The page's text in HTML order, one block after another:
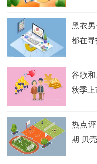
黑衣
都在寻
谷歌
秋季上
热点
期 贝